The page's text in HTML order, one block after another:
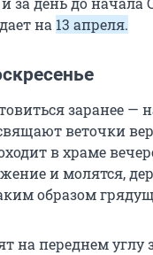
на 13 апреля.
заранее —
веточки
в храме
и молятся,
образом
на переднем углу